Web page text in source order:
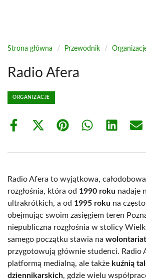
Strona główna / Przewodnik /
Radio Afera
ORGANIZACJE
Share
Share
(Twitter)
Share Share Share
Radio Afera to wyjątkowa,
rozgłośnia, która od 1990 roku nadaje
ultrakrótkich, a od 1995 roku na
obejmując swoim zasięgiem teren
niepubliczna rozgłośnia w stolicy
samego początku stawia na wolontariat
przygotowują głównie studenci. Radio
platformą medialną, ale także kuźnią
dziennikarskich, gdzie wielu